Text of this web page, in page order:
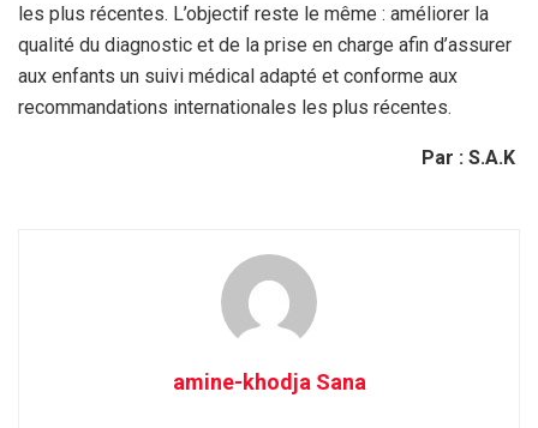
les plus récentes. L’objectif reste le même : améliorer la
qualité du diagnostic et de la prise en charge afin d’assurer
aux enfants un suivi médical adapté et conforme aux
recommandations internationales les plus récentes.
Par : S.A.K
amine-khodja Sana